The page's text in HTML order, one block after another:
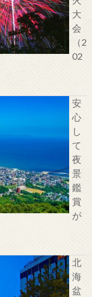
大
会
（2
02
安
心
し
て
夜
景
鑑
賞
が
北
海
盆